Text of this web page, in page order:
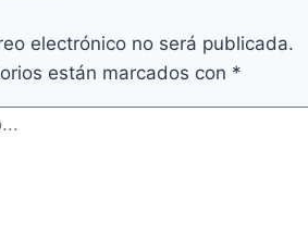
electrónico no será publicada.
están marcados con *